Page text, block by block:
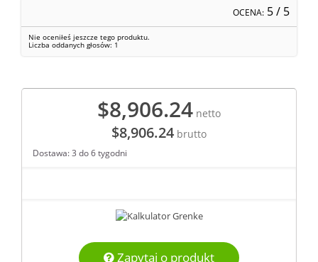
OCENA: 5/ 5
Nie oceniłeś jeszcze tego produktu.
Liczba oddanych głosów: 1
$8,906.24 netto
$8,906.24 brutto
Dostawa: 3 do 6 tygodni
Zapytaj o produkt